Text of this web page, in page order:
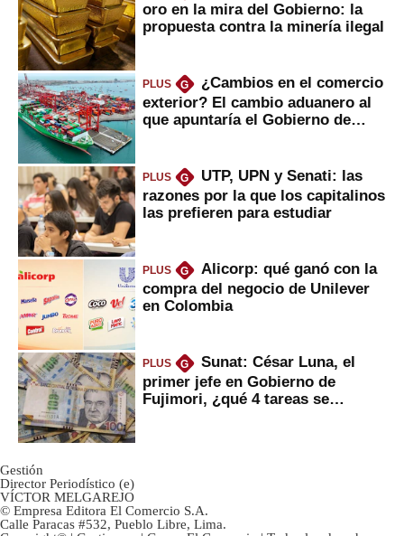
oro en la mira del Gobierno: la
propuesta contra la minería ilegal
PLUS G
¿Cambios en el comercio
exterior? El cambio aduanero al
que apuntaría el Gobierno de
PLUS G
UTP, UPN y Senati: las
razones por la que los capitalinos
las prefieren para estudiar
PLUS G
Alicorp: qué ganó con la
compra del negocio de Unilever
en Colombia
PLUS G
Sunat: César Luna, el
primer jefe en Gobierno de
Fujimori, ¿qué 4 tareas se
Gestión
Director Periodístico (e)
VÍCTOR MELGAREJO
© Empresa Editora El Comercio S.A.
Calle Paracas #532, Pueblo Libre, Lima.